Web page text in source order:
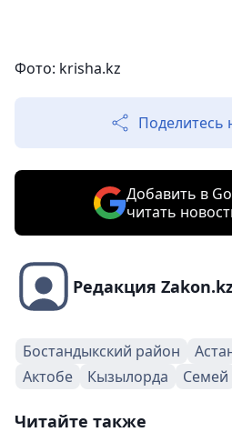
Фото: krisha.kz
Поделитесь
Добавить в
читать
Редакция
Бостандыкский район
Актобе
Кызылорда Семей
Читайте также